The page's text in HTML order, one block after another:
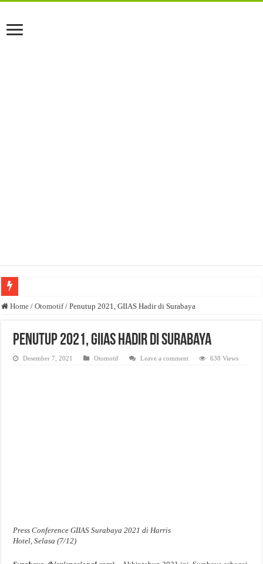
Anda butuh promosi usaha? Kontak ke Email redaksi@bisnisnasional.com
Dibutuhkan Marketing. Lamaran di-email ke redaksi@bisnisnasional.com
Home / Otomotif / Penutup 2021, GIIAS Hadir di Surabaya
Penutup 2021, GIIAS Hadir di Surabaya
Desember 7, 2021 Otomotif Leave a comment 638 Views
Press Conference GIIAS Surabaya 2021 di Harris
Hotel, Selasa (7/12)